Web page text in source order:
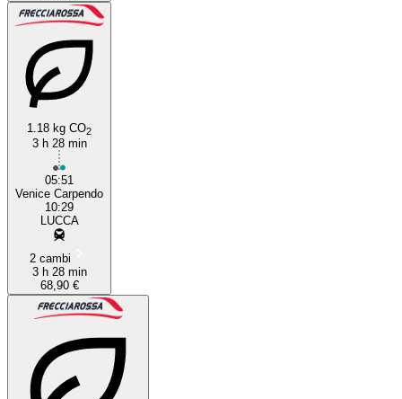
1.18 kg CO2
3 h 28 min
05:51
Venice Carpendo
10:29
LUCCA
2 cambi
3 h 28 min
68,90 €